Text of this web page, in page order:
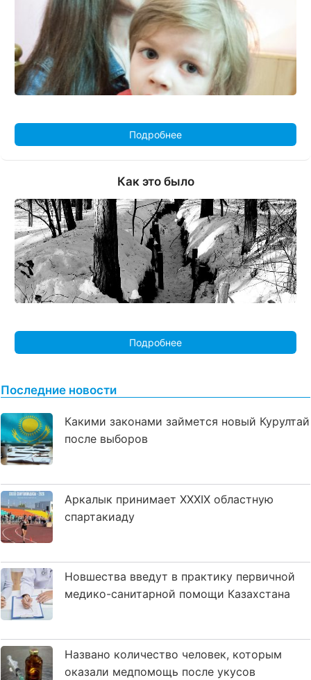
Подробнее
Как это было
Подробнее
Последние новости
Какими законами займется новый Курултай
после выборов
Аркалык принимает XXXIX областную
спартакиаду
Новшества введут в практику первичной
медико-санитарной помощи Казахстана
Названо количество человек, которым
оказали медпомощь после укусов